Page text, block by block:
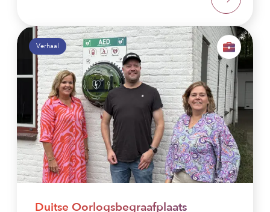
Verhaal
Duitse Oorlogsbegraafplaats